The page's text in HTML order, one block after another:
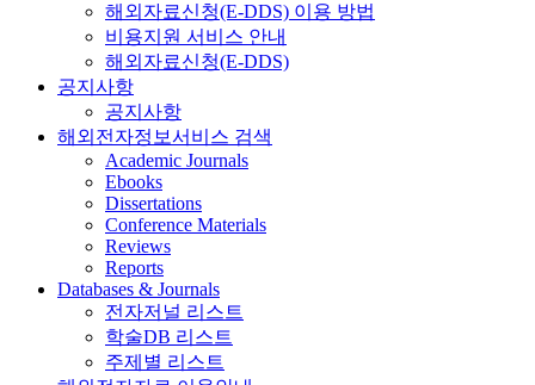
해외자료신청(E-DDS) 이용 방법
비용지원 서비스 안내
해외자료신청(E-DDS)
공지사항
공지사항
해외전자정보서비스 검색
Academic Journals
Ebooks
Dissertations
Conference Materials
Reviews
Reports
Databases & Journals
전자저널 리스트
학술DB 리스트
주제별 리스트